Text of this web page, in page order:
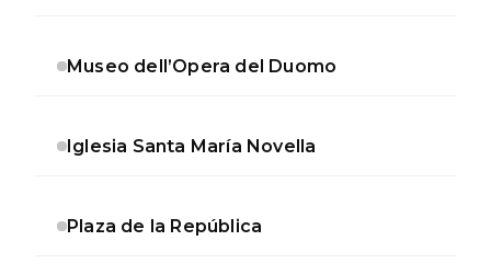
Museo dell’Opera del Duomo
Iglesia Santa María Novella
Plaza de la República